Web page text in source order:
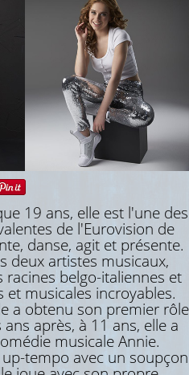
19 ans, elle est l'une des
de l'Eurovision de
danse, agit et présente.
deux artistes musicaux,
racines belgo-italiennes et
et musicales incroyables.
a obtenu son premier rôle
après, à 11 ans, elle a
musicale Annie.
tempo avec un soupçon